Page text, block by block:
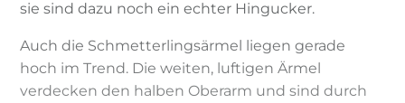
sie sind dazu noch ein echter Hingucker.
Auch die Schmetterlingsärmel liegen gerade
hoch im Trend. Die weiten, luftigen Ärmel
verdecken den halben Oberarm und sind durch